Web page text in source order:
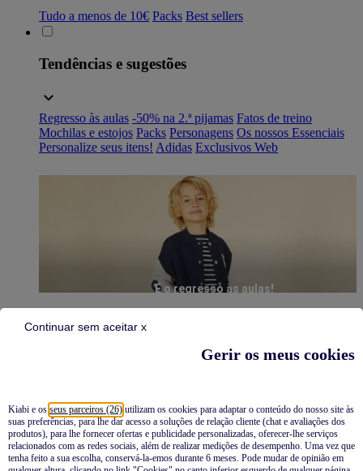
Gerir os meus cookies
Kiabi e os seus parceiros (26) utilizam os cookies para adaptar o conteúdo do nosso site às
suas preferências, para lhe dar acesso a soluções de relação cliente (chat e avaliações dos
produtos), para lhe fornecer ofertas e publicidade personalizadas, oferecer-lhe serviços
relacionados com as redes sociais, além de realizar medições de desempenho. Uma vez que
tenha feito a sua escolha, conservá-la-emos durante 6 meses. Pode mudar de opinião em
Continuar sem aceitar x
Tudo a menos de 10€ Packs Best sellers
Tendências e sugestões
Regresso às aulas -50% na 2.ª pijamas Fatos de treino
Mochilas e estojos Packs Personagens Os nossos Essenciais
Personalize seus itens! Adidas Exclusivos Web
É o regresso às aulas!
Pijamas
Novidades